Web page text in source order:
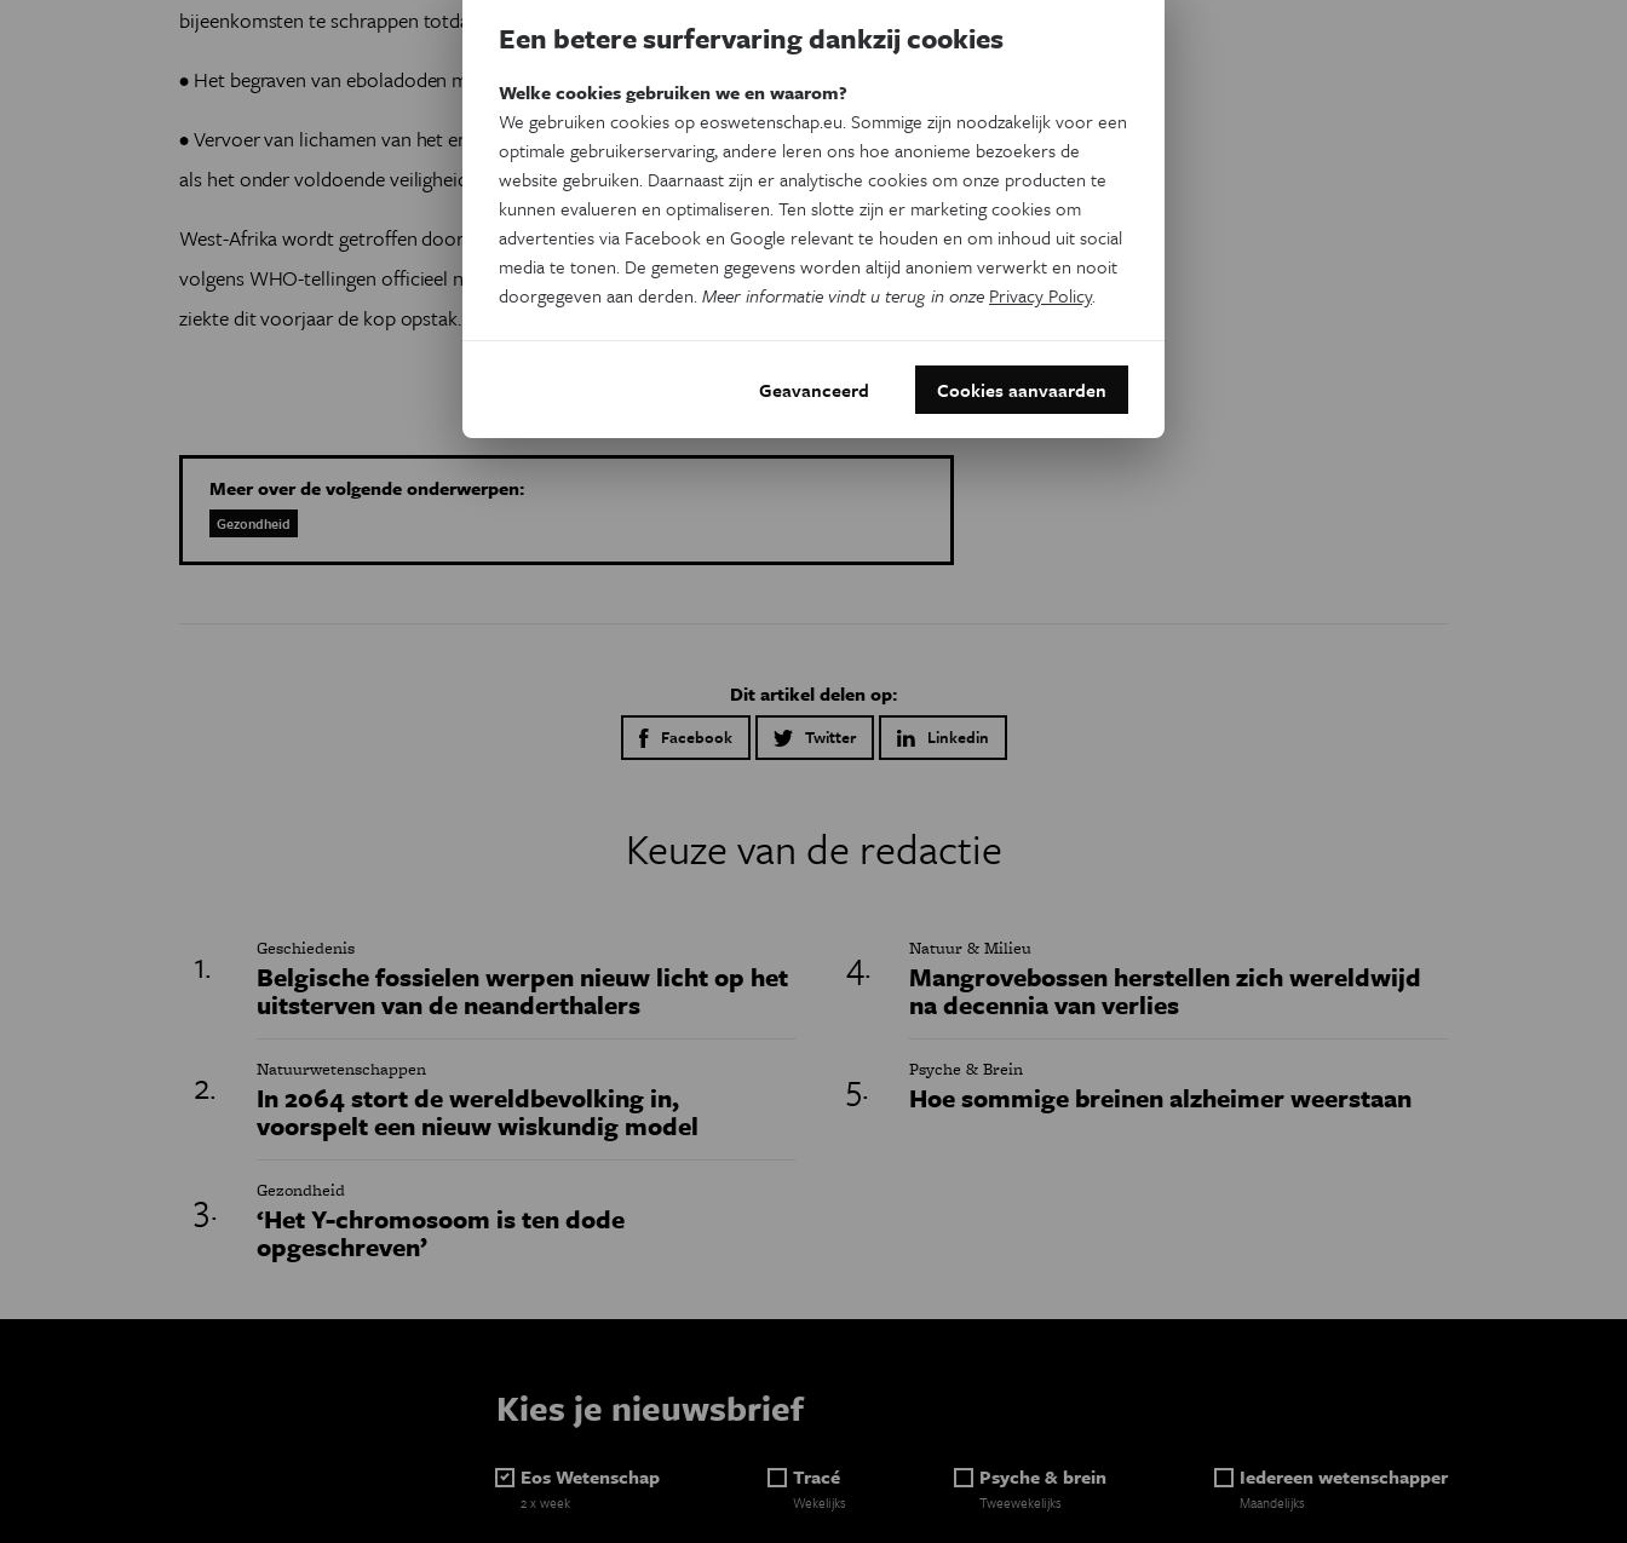
bijeenkomsten te schrappen totdat de uitbraak voorbij is.
• Het begraven van eboladoden moet door goed getraind personeel worden gedaan.
• Vervoer van lichamen van het ene naar het andere land moet worden verboden, behalve
als het onder voldoende veiligheidsmaatregelen gebeurt.
West-Afrika wordt getroffen door de grootste ebola-epidemie ooit. Het dodental staat
volgens WHO-tellingen officieel nog op 932. Meer dan 1.700 mensen zijn besmet sinds de
ziekte dit voorjaar de kop opstak.
Meer over de volgende onderwerpen:
Gezondheid
Dit artikel delen op:
Facebook Twitter Linkedin
Keuze van de redactie
Geschiedenis
Belgische fossielen werpen nieuw licht op het
uitsterven van de neanderthalers
Natuurwetenschappen
In 2064 stort de wereldbevolking in,
voorspelt een nieuw wiskundig model
Gezondheid
‘Het Y-chromosoom is ten dode
opgeschreven’
Natuur & Milieu
Mangrovebossen herstellen zich wereldwijd
na decennia van verlies
Psyche & Brein
Hoe sommige breinen alzheimer weerstaan
Kies je nieuwsbrief
Eos Wetenschap
2 x week
Tracé
Wekelijks
Psyche & brein
Tweewekelijks
Iedereen wetenschapper
Maandelijks
Een betere surfervaring dankzij cookies
Welke cookies gebruiken we en waarom?
We gebruiken cookies op eoswetenschap.eu. Sommige zijn noodzakelijk voor een
optimale gebruikerservaring, andere leren ons hoe anonieme bezoekers de
website gebruiken. Daarnaast zijn er analytische cookies om onze producten te
kunnen evalueren en optimaliseren. Ten slotte zijn er marketing cookies om
advertenties via Facebook en Google relevant te houden en om inhoud uit social
media te tonen. De gemeten gegevens worden altijd anoniem verwerkt en nooit
doorgegeven aan derden.Meer informatie vindt u terug in onze Privacy Policy.
Geavanceerd Cookies aanvaarden